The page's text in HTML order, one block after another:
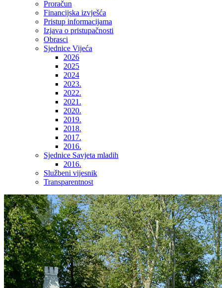
Proračun
Financijska izvješća
Pristup informacijama
Izjava o pristupačnosti
Obrasci
Sjednice Vijeća
2026
2025
2024
2023.
2022.
2021.
2020.
2019.
2018.
2017.
2016.
Sjednice Savjeta mladih
2016.
Službeni vijesnik
Transparentnost